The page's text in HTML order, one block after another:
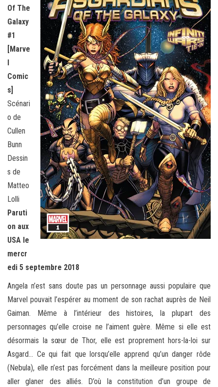
Of The
Galaxy
#1
[Marve
l
Comic
s]
Scénari
o de
Cullen
Bunn
Dessin
s de
Matteo
Lolli
Paruti
on aux
USA le
mercr
edi 5 septembre 2018
Angela n’est sans doute pas un personnage aussi populaire que
Marvel pouvait l’espérer au moment de son rachat auprès de Neil
Gaiman. Même à l’intérieur des histoires, la plupart des
personnages qu’elle croise ne l’aiment guère. Même si elle est
désormais la sœur de Thor, elle est proprement hors-la-loi sur
Asgard… Ce qui fait que lorsqu’elle apprend qu’un danger rôde
(Nebula), elle n’est pas forcément dans la meilleure position pour
aller glaner des alliés. D’où la constitution d’un groupe de